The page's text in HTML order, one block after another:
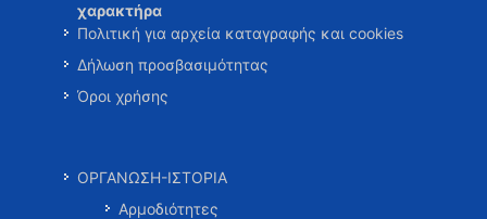
χαρακτήρα
Πολιτική για αρχεία καταγραφής και cookies
Δήλωση προσβασιμότητας
Όροι χρήσης
ΟΡΓΑΝΩΣΗ-ΙΣΤΟΡΙΑ
Αρμοδιότητες